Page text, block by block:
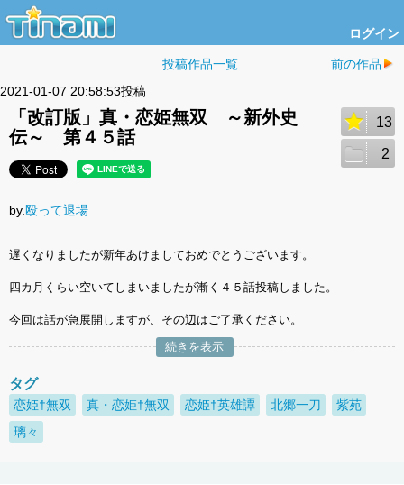
ログイン
投稿作品一覧
前の作品
2021-01-07 20:58:53投稿
「改訂版」真・恋姫無双 ～新外史
伝～ 第４５話
13
2
by. 殴って退場
遅くなりましたが新年あけましておめでとうございます。
四カ月くらい空いてしまいましたが漸く４５話投稿しました。
今回は話が急展開しますが、その辺はご了承ください。
続きを表示
タグ
恋姫†無双 真・恋姫†無双 恋姫†英雄譚 北郷一刀
紫苑
璃々